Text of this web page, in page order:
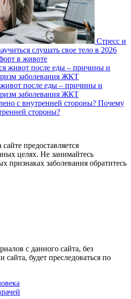
Стресс и
слушать свое тело в 2026
в животе
после еды – причины и
заболевания ЖКТ
Почему
стороны?
предоставляется
целях. Не занимайтесь
признаках заболевания обратитесь
с данного сайта, без
будет преследоваться по